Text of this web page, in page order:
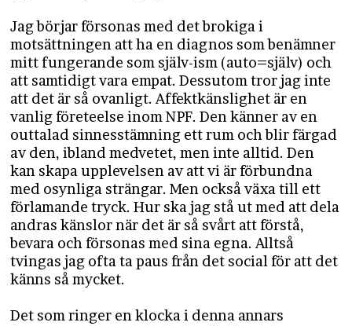
Jag börjar försonas med det brokiga i
motsättningen att ha en diagnos som benämner
mitt fungerande som själv-ism (auto=själv) och
att samtidigt vara empat. Dessutom tror jag inte
att det är så ovanligt. Affektkänslighet är en
vanlig företeelse inom NPF. Den känner av en
outtalad sinnesstämning ett rum och blir färgad
av den, ibland medvetet, men inte alltid. Den
kan skapa upplevelsen av att vi är förbundna
med osynliga strängar. Men också växa till ett
förlamande tryck. Hur ska jag stå ut med att dela
andras känslor när det är så svårt att förstå,
bevara och försonas med sina egna. Alltså
tvingas jag ofta ta paus från det social för att det
känns så mycket.
Det som ringer en klocka i denna annars